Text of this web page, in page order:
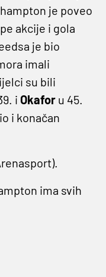
je poveo
akcije i gola
je bio
imali
su bili
i Okafor u 45.
i konačan
ima svih